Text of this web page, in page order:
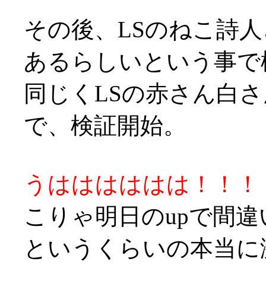
その後、LSのねこ詩
あるらしいという事
同じくLSの赤さん白
で、検証開始。
うはははははは！！！
こりゃ明日のupで間
というくらいの本当